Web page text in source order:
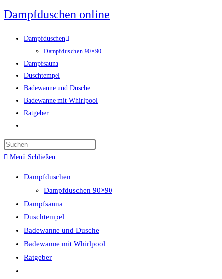
Zum
Inhalt
springen
Dampfduschen online
Dampfduschen
Dampfduschen 90×90
Dampfsauna
Duschtempel
Badewanne und Dusche
Badewanne mit Whirlpool
Ratgeber
umschalten
Menü Schließen
Dampfduschen
Dampfduschen 90×90
Dampfsauna
Duschtempel
Badewanne und Dusche
Badewanne mit Whirlpool
Ratgeber